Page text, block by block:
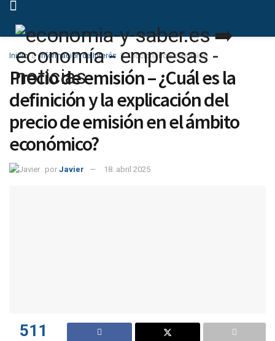
Inicio Información de Interés Diccionario Económico
Precio de emisión – ¿Cuál es la
definición y la explicación del
precio de emisión en el ámbito
económico?
por Javier 18. abril 2025
511